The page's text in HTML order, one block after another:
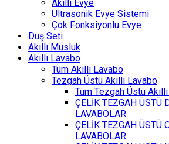
Akıllı Evye
Ultrasonik Evye Sistemi
Çok Fonksiyonlu Evye
Duş Seti
Akıllı Musluk
Akıllı Lavabo
Tüm Akıllı Lavabo
Tezgah Üstü Akıllı Lavabo
Tüm Tezgah Üstü
ÇELİK TEZGAH ÜSTÜ
LAVABOLAR
ÇELİK TEZGAH ÜSTÜ
LAVABOLAR